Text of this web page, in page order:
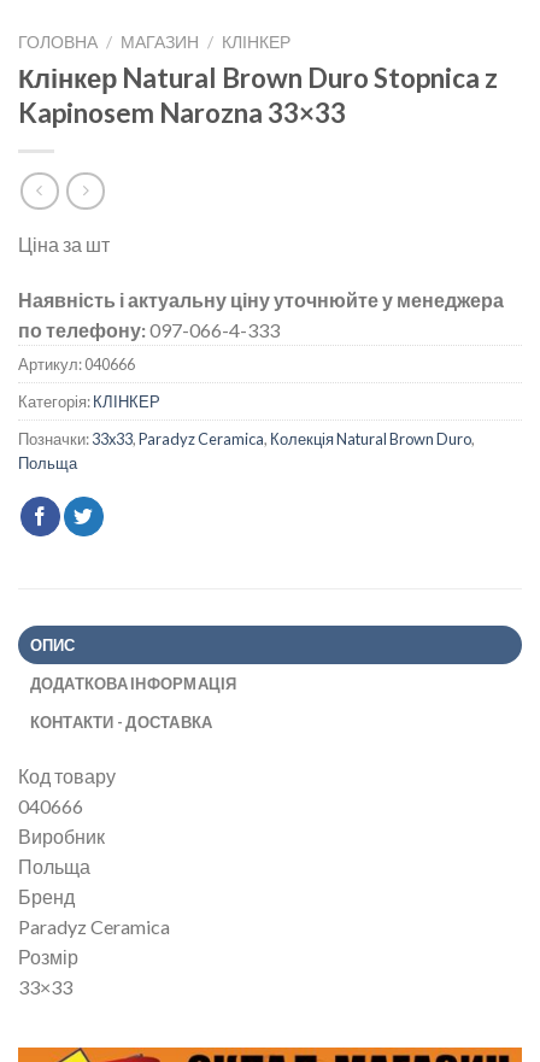
ГОЛОВНА / МАГАЗИН / КЛІНКЕР
Клінкер Natural Brown Duro Stopnica z
Kapinosem Narozna 33×33
Ціна за шт
Наявність і актуальну ціну уточнюйте у менеджера
по телефону:097-066-4-333
Артикул:040666
Категорія:КЛІНКЕР
Позначки:33x33,Paradyz Ceramica, Колекція Natural Brown Duro,
Польща
ОПИС
ДОДАТКОВА ІНФОРМАЦІЯ
КОНТАКТИ - ДОСТАВКА
Код товару
040666
Виробник
Польща
Бренд
Paradyz Ceramica
Розмір
33×33